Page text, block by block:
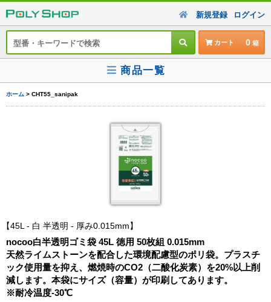
新規登録 ログイン
カート 0
商品一覧
ホーム > CHT55_sanipak
45L - 白 半透明 - 厚み0.015mm
nocoo白半透明ゴミ袋 45L 徳用 50枚組 0.015mm
天然ライムストーンを配合した環境配慮型のポリ袋。プラスチ
ック使用量を抑え、燃焼時のCO2（二酸化炭素）を20%以上削
減します。本袋にサイズ（容量）が印刷してあります。
※耐冷温度-30℃